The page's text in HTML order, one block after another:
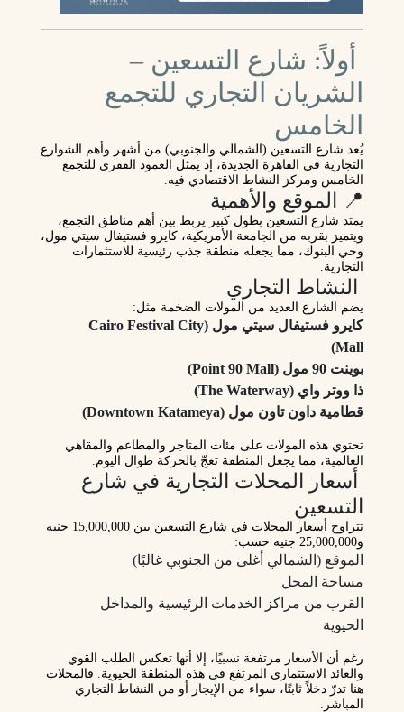
أولاً: شارع التسعين –
الشريان التجاري للتجمع
الخامس
يُعد شارع التسعين (الشمالي والجنوبي) من أشهر وأهم الشوارع
التجارية في القاهرة الجديدة، إذ يمثل العمود الفقري للتجمع
الخامس ومركز النشاط الاقتصادي فيه.
📍 الموقع والأهمية
يمتد شارع التسعين بطول كبير يربط بين أهم مناطق التجمع،
ويتميز بقربه من الجامعة الأمريكية، كايرو فستيفال سيتي مول،
وحي البنوك، مما يجعله منطقة جذب رئيسية للاستثمارات
التجارية
النشاط التجاري
يضم الشارع العديد من المولات الضخمة مثل:
كايرو فستيفال سيتي مول (Cairo Festival City
Mall)
بوينت 90 مول (Point 90 Mall)
ذا ووتر واي (The Waterway)
قطامية داون تاون مول (Downtown Katameya)
تحتوي هذه المولات على مئات المتاجر والمطاعم والمقاهي
العالمية، مما يجعل المنطقة تعجّ بالحركة طوال اليوم.
أسعار المحلات التجارية في شارع
التسعين
تتراوح أسعار المحلات في شارع التسعين بين
15,000,000 جنيه
و25,000,000 جنيه
حسب:
الموقع (الشمالي أغلى من الجنوبي غالبًا)
مساحة المحل
القرب من مراكز الخدمات الرئيسية والمداخل
الحيوية
رغم أن الأسعار مرتفعة نسبيًا، إلا أنها تعكس الطلب القوي
والعائد الاستثماري المرتفع في هذه المنطقة الحيوية. فالمحلات
هنا تدرّ دخلاً ثابتًا، سواء من الإيجار أو من النشاط التجاري
المباشر.